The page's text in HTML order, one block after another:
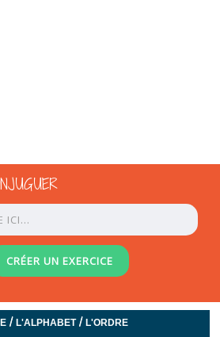
CRÉER UN EXERCICE
/L'ALPHABET/L'ORDRE